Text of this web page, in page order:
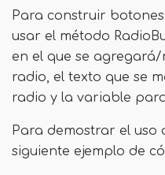
Para construir
usar el método
en el que se
radio, el texto que se
radio y la variable
Para demostrar el uso
siguiente ejemplo de